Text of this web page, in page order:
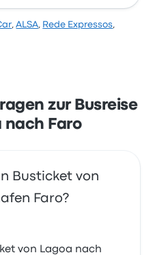
so eng, dass kaum
wurde das
€
,ALSA, Rede Expressos,
zur Busreise
nach Faro
Busticket von
Faro?
von Lagoa nach